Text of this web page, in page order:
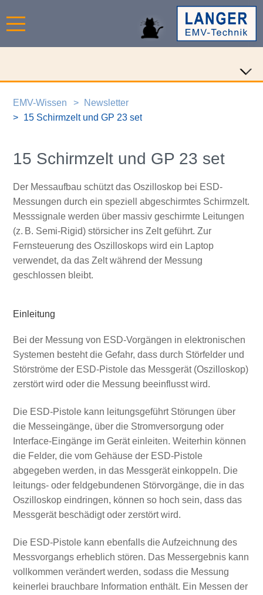
EMV-Wissen
Newsletter
15 Schirmzelt und GP 23 set
15 Schirmzelt und GP 23 set
Der Messaufbau schützt das Oszilloskop bei ESD-
Messungen durch ein speziell abgeschirmtes Schirmzelt.
Messsignale werden über massiv geschirmte Leitungen
(z. B. Semi-Rigid) störsicher ins Zelt geführt. Zur
Fernsteuerung des Oszilloskops wird ein Laptop
verwendet, da das Zelt während der Messung
geschlossen bleibt.
Einleitung
Bei der Messung von ESD‑Vorgängen in elektronischen
Systemen besteht die Gefahr, dass durch Störfelder und
Störströme der ESD‑Pistole das Messgerät (Oszilloskop)
zerstört wird oder die Messung beeinflusst wird.
Die ESD‑Pistole kann leitungsgeführt Störungen über
die Messeingänge, über die Stromversorgung oder
Interface‑Eingänge im Gerät einleiten. Weiterhin können
die Felder, die vom Gehäuse der ESD‑Pistole
abgegeben werden, in das Messgerät einkoppeln. Die
leitungs‑ oder feldgebundenen Störvorgänge, die in das
Oszilloskop eindringen, können so hoch sein, dass das
Messgerät beschädigt oder zerstört wird.
Die ESD‑Pistole kann ebenfalls die Aufzeichnung des
Messvorgangs erheblich stören. Das Messergebnis kann
vollkommen verändert werden, sodass die Messung
keinerlei brauchbare Information enthält. Ein Messen der